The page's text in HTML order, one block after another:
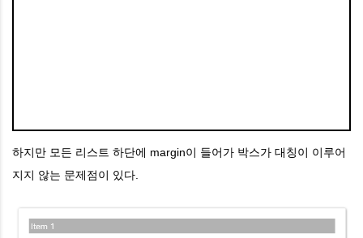
하지만 모든 리스트 하단에 margin이 들어가 박스가 대칭이 이루어
지지 않는 문제점이 있다.